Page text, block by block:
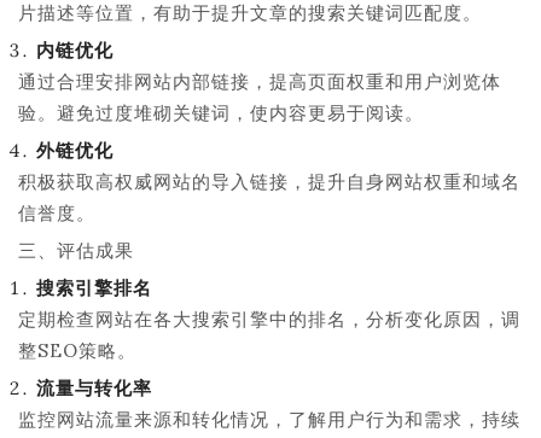
片描述等位置，有助于提升文章的搜索关键词匹配度。
内链优化
通过合理安排网站内部链接，提高页面权重和用户浏览体
验。避免过度堆砌关键词，使内容更易于阅读。
外链优化
积极获取高权威网站的导入链接，提升自身网站权重和域名
信誉度。
三、评估成果
搜索引擎排名
定期检查网站在各大搜索引擎中的排名，分析变化原因，调
整SEO策略。
流量与转化率
监控网站流量来源和转化情况，了解用户行为和需求，持续